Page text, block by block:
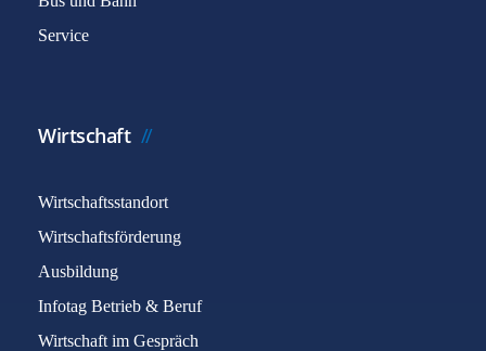
Service
Wirtschaft
Wirtschaftsstandort
Wirtschaftsförderung
Ausbildung
Infotag Betrieb & Beruf
Wirtschaft im Gespräch